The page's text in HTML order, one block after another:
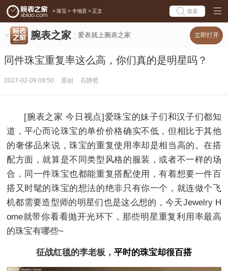
> 珠宝 > 卡地亚 > 正文 搜索
腕表之家 爱表就上腕表之家 立即打开
同件珠宝重复率这么高，你们真的是明星吗？
2017-02-09 09:50 原创 石静哲
[腕表之家 今日视点]爱珠宝的妹子们和汉子们都知
道，平心而论珠宝的单价价格确实不低，但相比于其他
的奢侈品来说，珠宝的重复使用率却是相当高的。在搭
配方面，就算是不同类型风格的服装，或者不一样的场
合，同一件珠宝也都能重复搭配使用，有着想要一件百
搭又时髦的珠宝的想法的绝非只有你一个，就连做个飞
机都需要造型师的明星们也是这么想的，今天Jewelry H
ome就带你看看抛开光环下，那些明星重复利用率最高
的珠宝有哪些~
征战红毯的李老板， 平时的珠宝却很百搭